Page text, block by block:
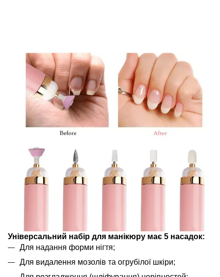
Універсальний набір для манікюру має 5 насадок:
Для надання форми нігтя;
Для видалення мозолів та огрубілої шкіри;